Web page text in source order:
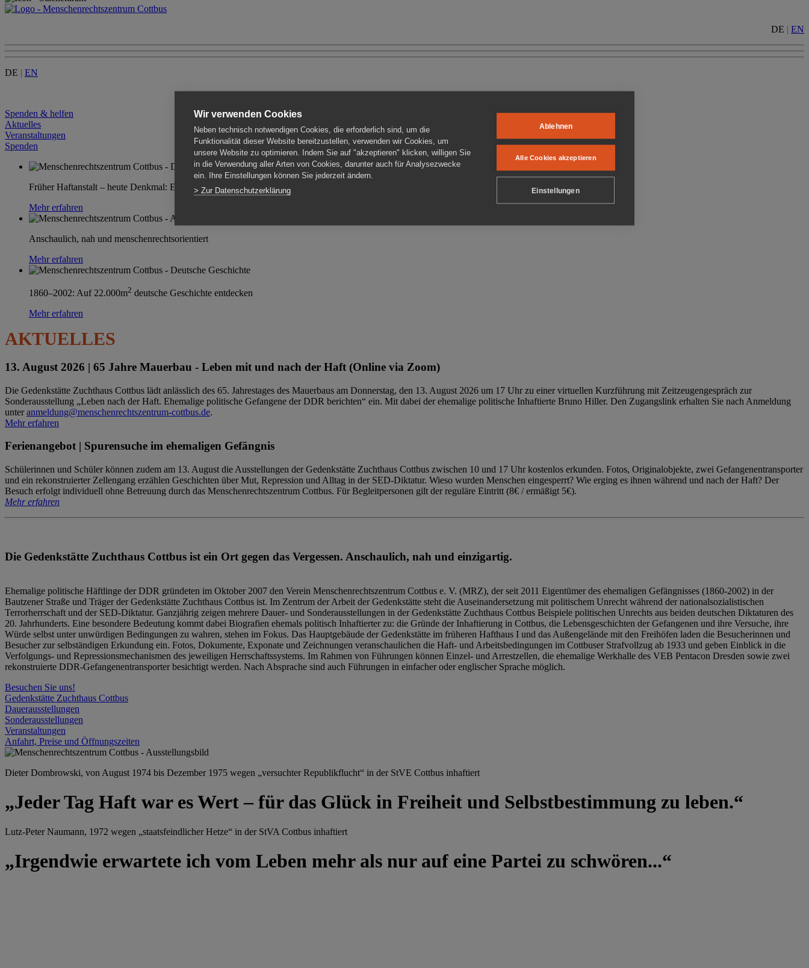
DE | EN
DE | EN
Spenden & helfen
Aktuelles
Veranstaltungen
Spenden
Früher Haftanstalt – heute Denkmal: Einen Ort im Wandel erleben
Mehr erfahren
Anschaulich, nah und menschenrechtsorientiert
Mehr erfahren
1860–2002: Auf 22.000m2 deutsche Geschichte entdecken
Mehr erfahren
AKTUELLES
13. August 2026 | 65 Jahre Mauerbau - Leben mit und nach der Haft (Online via Zoom)
Die Gedenkstätte Zuchthaus Cottbus lädt anlässlich des 65. Jahrestages des Mauerbaus am Donnerstag, den 13. August 2026 um 17 Uhr zu einer virtuellen Kurzführung mit Zeitzeugengespräch zur
Sonderausstellung „Leben nach der Haft. Ehemalige politische Gefangene der DDR berichten“ ein. Mit dabei der ehemalige politische Inhaftierte Bruno Hiller. Den Zugangslink erhalten Sie nach Anmeldung
unteranmeldung@menschenrechtszentrum-cottbus.de.
Mehr erfahren
Ferienangebot | Spurensuche im ehemaligen Gefängnis
Schülerinnen und Schüler können zudem am 13. August die Ausstellungen der Gedenkstätte Zuchthaus Cottbus zwischen 10 und 17 Uhr kostenlos erkunden. Fotos, Originalobjekte, zwei Gefangenentransporter
und ein rekonstruierter Zellengang erzählen Geschichten über Mut, Repression und Alltag in der SED-Diktatur. Wieso wurden Menschen eingesperrt? Wie erging es ihnen während und nach der Haft? Der
Besuch erfolgt individuell ohne Betreuung durch das Menschenrechtszentrum Cottbus. Für Begleitpersonen gilt der reguläre Eintritt (8€ / ermäßigt 5€).
Mehr erfahren
Die Gedenkstätte Zuchthaus Cottbus ist ein Ort gegen das Vergessen. Anschaulich, nah und einzigartig.
Ehemalige politische Häftlinge der DDR gründeten im Oktober 2007 den Verein Menschenrechtszentrum Cottbus e. V. (MRZ), der seit 2011 Eigentümer des ehemaligen Gefängnisses (1860-2002) in der
Bautzener Straße und Träger der Gedenkstätte Zuchthaus Cottbus ist. Im Zentrum der Arbeit der Gedenkstätte steht die Auseinandersetzung mit politischem Unrecht während der nationalsozialistischen
Terrorherrschaft und der SED-Diktatur. Ganzjährig zeigen mehrere Dauer- und Sonderausstellungen in der Gedenkstätte Zuchthaus Cottbus Beispiele politischen Unrechts aus beiden deutschen Diktaturen des
20. Jahrhunderts. Eine besondere Bedeutung kommt dabei Biografien ehemals politisch Inhaftierter zu: die Gründe der Inhaftierung in Cottbus, die Lebensgeschichten der Gefangenen und ihre Versuche, ihre
Würde selbst unter unwürdigen Bedingungen zu wahren, stehen im Fokus. Das Hauptgebäude der Gedenkstätte im früheren Hafthaus I und das Außengelände mit den Freihöfen laden die Besucherinnen und
Besucher zur selbständigen Erkundung ein. Fotos, Dokumente, Exponate und Zeichnungen veranschaulichen die Haft- und Arbeitsbedingungen im Cottbuser Strafvollzug ab 1933 und geben Einblick in die
Verfolgungs- und Repressionsmechanismen des jeweiligen Herrschaftssystems. Im Rahmen von Führungen können Einzel- und Arrestzellen, die ehemalige Werkhalle des VEB Pentacon Dresden sowie zwei
rekonstruierte DDR-Gefangenentransporter besichtigt werden. Nach Absprache sind auch Führungen in einfacher oder englischer Sprache möglich.
Besuchen Sie uns!
Gedenkstätte Zuchthaus Cottbus
Dauerausstellungen
Sonderausstellungen
Veranstaltungen
Anfahrt, Preise und Öffnungszeiten
Dieter Dombrowski, von August 1974 bis Dezember 1975 wegen „versuchter Republikflucht“ in der StVE Cottbus inhaftiert
„Jeder Tag Haft war es Wert – für das Glück in Freiheit und Selbstbestimmung zu leben.“
Lutz-Peter Naumann, 1972 wegen „staatsfeindlicher Hetze“ in der StVA Cottbus inhaftiert
„Irgendwie erwartete ich vom Leben mehr als nur auf eine Partei zu schwören...“
Wir verwenden Cookies
Neben technisch notwendigen Cookies, die erforderlich sind, um die
Funktionalität dieser Website bereitzustellen, verwenden wir Cookies, um
unsere Website zu optimieren. Indem Sie auf "akzeptieren" klicken, willigen Sie
in die Verwendung aller Arten von Cookies, darunter auch für Analysezwecke
ein. Ihre Einstellungen können Sie jederzeit ändern.
> Zur Datenschutzerklärung
Ablehnen
Alle Cookies akzeptieren
Einstellungen